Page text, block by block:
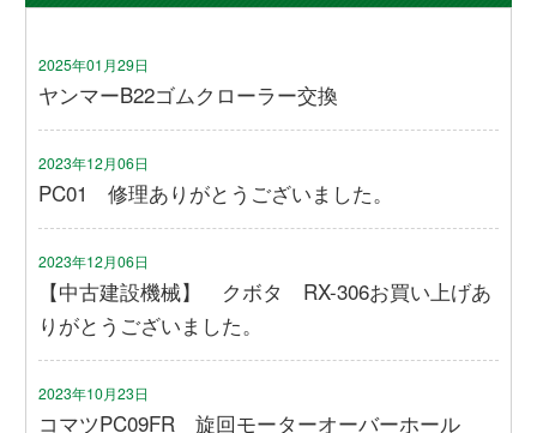
2025年01月29日
ヤンマーB22ゴムクローラー交換
2023年12月06日
PC01 修理ありがとうございました。
2023年12月06日
【中古建設機械】 クボタ RX-306お買い上げあ
りがとうございました。
2023年10月23日
コマツPC09FR 旋回モーターオーバーホール